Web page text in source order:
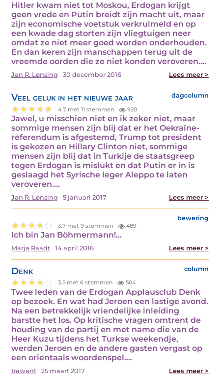
Hitler kwam niet tot Moskou, Erdogan krijgt
geen vrede en Putin breidt zijn macht uit, maar
zijn economische voetstuk verkruimeld en op
een kwade dag storten zijn vliegtuigen neer
omdat ze niet meer goed worden onderhouden.
En dan keren zijn manschappen terug uit de
vreemde oorden die ze niet konden veroveren.…
Jan R. Lønsing 30 december 2016 Lees meer >
Veel geluk in het nieuwe jaar dagcolumn
4.7 met 11 stemmen 920
Jawel, u misschien niet en ik zeker niet, maar
sommige mensen zijn blij dat er het Oekraïne-
referendum is afgestemd, Trump tot president
is gekozen en Hillary Clinton niet, sommige
mensen zijn blij dat in Turkije de staatsgreep
tegen Erdogan is mislukt en dat Putin er in is
geslaagd het Syrische leger Aleppo te laten
veroveren.…
Jan R. Lønsing 5 januari 2017 Lees meer >
bewering
3.7 met 9 stemmen 489
Ich bin Jan Böhmermann!…
Marja Raadt 14 april 2016 Lees meer >
Denk column
3.5 met 6 stemmen 504
Twee leden van de Erdogan Applausclub Denk
op bezoek. En wat had Jeroen een lastige avond.
Na een betrekkelijk vriendelijke inleiding
barstte het los. Op kritische vragen omtrent de
houding van de partij en met name die van de
Heer Kuzu tijdens het Turkse weekendje,
werden Jeroen en de andere gasten vergast op
een orientaals woordenspel.…
trawant 25 maart 2017 Lees meer >